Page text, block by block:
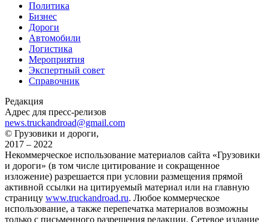
Политика
Бизнес
Дороги
Автомобили
Логистика
Мероприятия
Экспертный совет
Справочник
Редакция
Адрес для пресс-релизов
news.truckandroad@gmail.com
© Грузовики и дороги,
2017 – 2022
Некоммерческое использование материалов сайта «Грузовики
и дороги» (в том числе цитирование и сокращенное
изложение) разрешается при условии размещения прямой
активной ссылки на цитируемый материал или на главную
страницу www.truckandroad.ru. Любое коммерческое
использование, а также перепечатка материалов возможны
только с письменного разрешения редакции. Сетевое издание